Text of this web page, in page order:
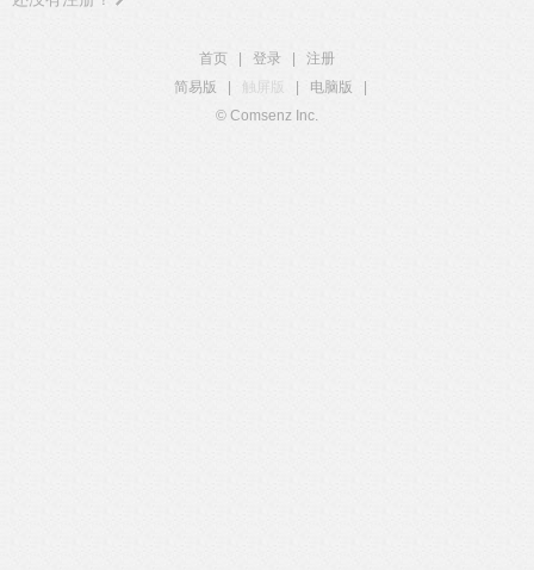
首页 登录
注册
简易版
触屏版 电脑版
© Comsenz Inc.